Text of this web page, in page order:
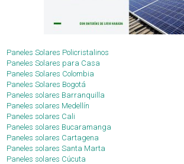
Paneles Solares Policristalinos
Paneles Solares para Casa
Paneles Solares Colombia
Paneles Solares Bogotá
Paneles solares Barranquilla
Paneles solares Medellín
Paneles solares Cali
Paneles solares Bucaramanga
Paneles solares Cartagena
Paneles solares Santa Marta
Paneles solares Cúcuta